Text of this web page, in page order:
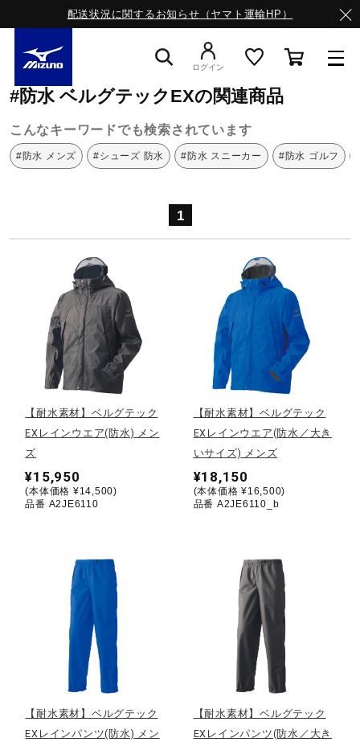
配送状況に関するお知らせ（ヤマト運輸HP）
ライフスタイルウエア
サッカー／フットサル
トレーニング
野球
バレーボール
テニス／ソフトテニス
ログイン
ミズノ公式オンライン ベルグテックEX
#防水 ベルグテックEXの関連商品
こんなキーワードでも検索されています
#防水 メンズ #シューズ 防水 #防水 スニーカー #防水 ゴルフ
1
【耐水素材】ベルグテック
EXレインウエア(防水) メン
ズ
¥15,950
(本体価格 ¥14,500)
品番 A2JE6110
【耐水素材】ベルグテック
EXレインウエア(防水／大き
いサイズ) メンズ
¥18,150
(本体価格 ¥16,500)
品番 A2JE6110_b
【耐水素材】ベルグテック
EXレインパンツ(防水) メン
【耐水素材】ベルグテック
EXレインパンツ(防水／大き